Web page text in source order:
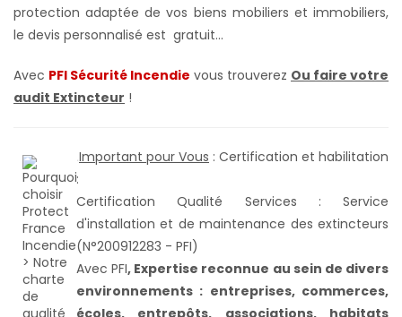
protection adaptée de vos biens mobiliers et immobiliers,
le devis personnalisé est gratuit...
Avec PFI Sécurité Incendie vous trouverez Ou faire votre
audit Extincteur !
.Important pour Vous : Certification et habilitation
:
Certification Qualité Services : Service
d'installation et de maintenance des extincteurs
(N°200912283 - PFI)
Avec PFI, Expertise reconnue au sein de divers
environnements : entreprises, commerces,
écoles, entrepôts, associations, habitats